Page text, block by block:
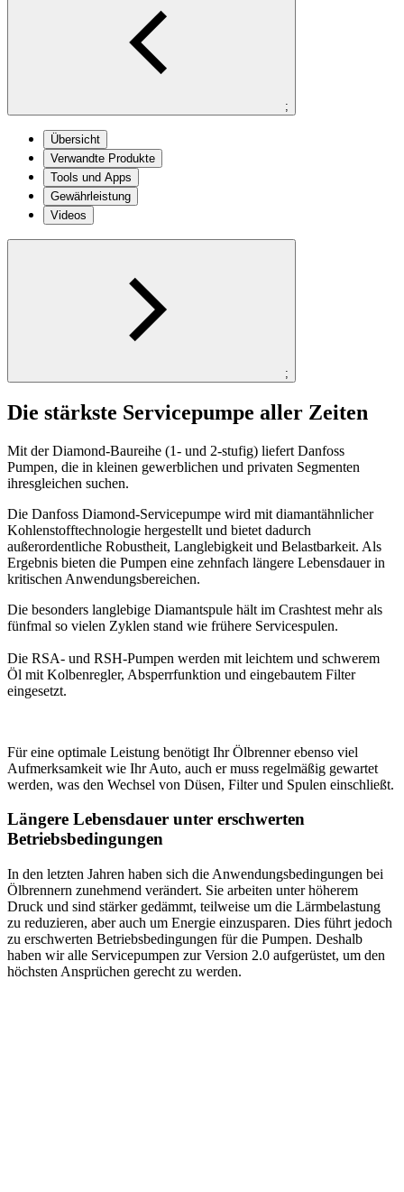
;
Übersicht
Verwandte Produkte
Tools und Apps
Gewährleistung
Videos
;
Die stärkste Servicepumpe aller Zeiten
Mit der Diamond-Baureihe (1- und 2-stufig) liefert Danfoss
Pumpen, die in kleinen gewerblichen und privaten Segmenten
ihresgleichen suchen.
Die Danfoss Diamond-Servicepumpe wird mit diamantähnlicher
Kohlenstofftechnologie hergestellt und bietet dadurch
außerordentliche Robustheit, Langlebigkeit und Belastbarkeit. Als
Ergebnis bieten die Pumpen eine zehnfach längere Lebensdauer in
kritischen Anwendungsbereichen.
Die besonders langlebige Diamantspule hält im Crashtest mehr als
fünfmal so vielen Zyklen stand wie frühere Servicespulen.
Die RSA- und RSH-Pumpen werden mit leichtem und schwerem
Öl mit Kolbenregler, Absperrfunktion und eingebautem Filter
eingesetzt.
Für eine optimale Leistung benötigt Ihr Ölbrenner ebenso viel
Aufmerksamkeit wie Ihr Auto, auch er muss regelmäßig gewartet
werden, was den Wechsel von Düsen, Filter und Spulen einschließt.
Längere Lebensdauer unter erschwerten
Betriebsbedingungen
In den letzten Jahren haben sich die Anwendungsbedingungen bei
Ölbrennern zunehmend verändert. Sie arbeiten unter höherem
Druck und sind stärker gedämmt, teilweise um die Lärmbelastung
zu reduzieren, aber auch um Energie einzusparen. Dies führt jedoch
zu erschwerten Betriebsbedingungen für die Pumpen. Deshalb
haben wir alle Servicepumpen zur Version 2.0 aufgerüstet, um den
höchsten Ansprüchen gerecht zu werden.